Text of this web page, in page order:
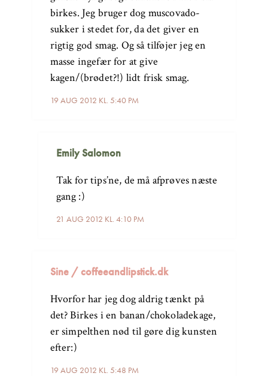
19 AUG 2012 KL. 5:40 PM
birkes. Jeg bruger dog muscovado-
sukker i stedet for, da det giver en
rigtig god smag. Og så tilføjer jeg en
masse ingefær for at give
kagen/(brødet?!) lidt frisk smag.
Emily Salomon
21 AUG 2012 KL. 4:10 PM
Tak for tips’ne, de må afprøves næste
gang :)
Sine / coffeeandlipstick.dk
19 AUG 2012 KL. 5:48 PM
Hvorfor har jeg dog aldrig tænkt på
det? Birkes i en banan/chokoladekage,
er simpelthen nød til gøre dig kunsten
efter:)